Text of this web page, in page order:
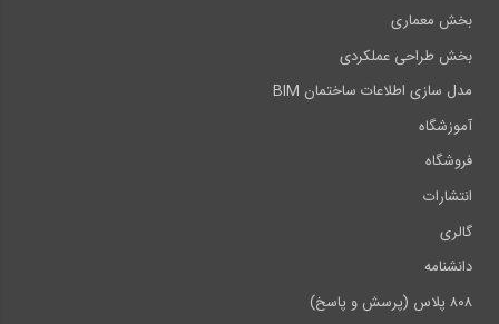
بخش معماری
بخش طراحی عملکردی
مدل سازی اطلاعات ساختمان BIM
آموزشگاه
فروشگاه
انتشارات
گالری
دانشنامه
۸۰۸ پلاس (پرسش و پاسخ)